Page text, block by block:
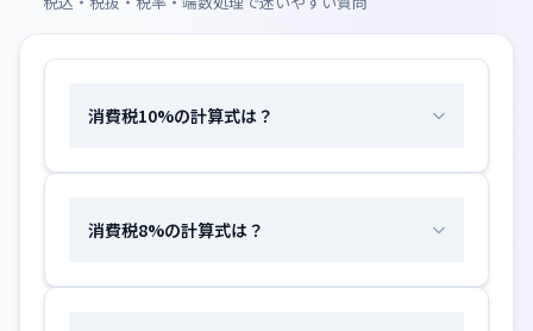
消費税10%の計算式は？
消費税8%の計算式は？